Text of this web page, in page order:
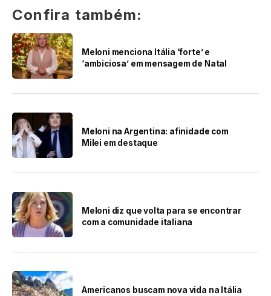
Confira também:
Meloni menciona Itália ‘forte’ e
‘ambiciosa’ em mensagem de Natal
Meloni na Argentina: afinidade com
Milei em destaque
Meloni diz que volta para se encontrar
com a comunidade italiana
Americanos buscam nova vida na Itália